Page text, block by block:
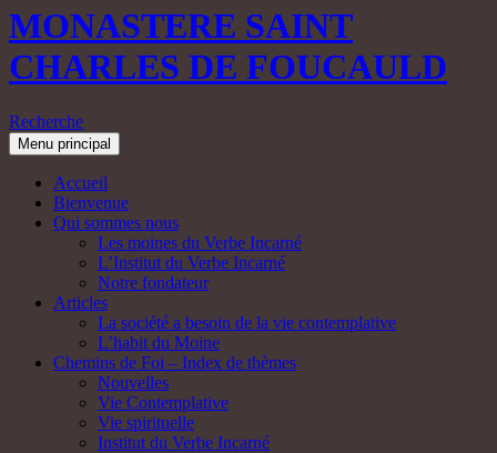
MONASTERE SAINT
CHARLES DE FOUCAULD
Recherche
Menu principal
Accueil
Bienvenue
Qui sommes nous
Les moines du Verbe Incarné
L’Institut du Verbe Incarné
Notre fondateur
Articles
La société a besoin de la vie contemplative
L’habit du Moine
Chemins de Foi – Index de thèmes
Nouvelles
Vie Contemplative
Vie spirituelle
Institut du Verbe Incarné